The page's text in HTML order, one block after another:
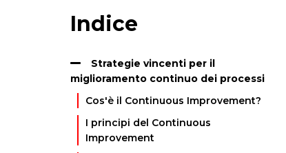
Indice
Strategie vincenti per il
miglioramento continuo dei processi
Cos'è il Continuous Improvement?
I principi del Continuous
Improvement